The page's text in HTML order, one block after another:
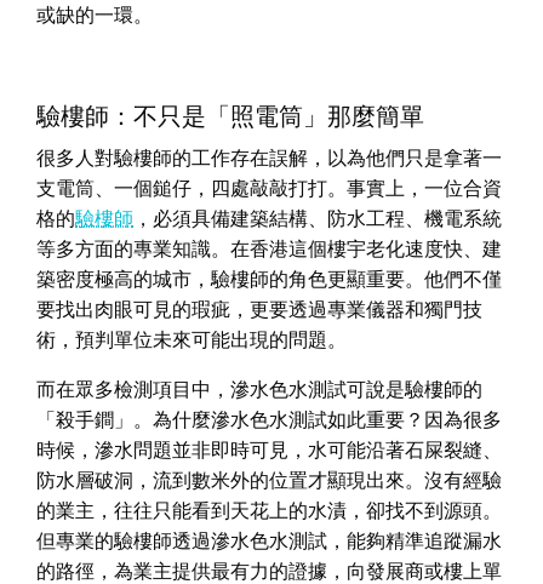
或缺的一環。
驗樓師：不只是「照電筒」那麼簡單
很多人對驗樓師的工作存在誤解，以為他們只是拿著一
支電筒、一個鎚仔，四處敲敲打打。事實上，一位合資
格的驗樓師 ，必須具備建築結構、防水工程、機電系統
等多方面的專業知識。在香港這個樓宇老化速度快、建
築密度極高的城市，驗樓師的角色更顯重要。他們不僅
要找出肉眼可見的瑕疵，更要透過專業儀器和獨門技
術，預判單位未來可能出現的問題。
而在眾多檢測項目中，滲水色水測試可說是驗樓師的
「殺手鐧」。為什麼滲水色水測試如此重要？因為很多
時候，滲水問題並非即時可見，水可能沿著石屎裂縫、
防水層破洞，流到數米外的位置才顯現出來。沒有經驗
的業主，往往只能看到天花上的水漬，卻找不到源頭。
但專業的驗樓師透過滲水色水測試，能夠精準追蹤漏水
的路徑，為業主提供最有力的證據，向發展商或樓上單